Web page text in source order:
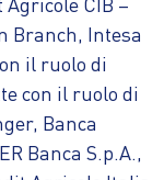
Branch, Intesa
il ruolo di
con il ruolo di
Banca
Banca S.p.A.,